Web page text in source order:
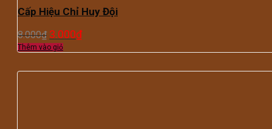
Cấp Hiệu Chỉ Huy Đội
8.000₫ 3.000₫
Thêm vào giỏ